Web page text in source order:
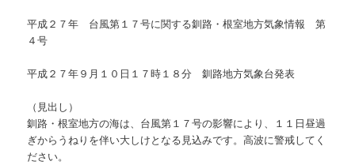
平成２７年 台風第１７号に関する釧路・根室地方気象情報 第
４号
平成２７年９月１０日１７時１８分 釧路地方気象台発表
（見出し）
釧路・根室地方の海は、台風第１７号の影響により、１１日昼過
ぎからうねりを伴い大しけとなる見込みです。高波に警戒してく
ださい。